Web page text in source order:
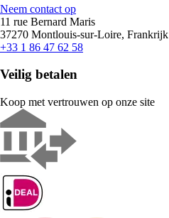
Neem contact op
11 rue Bernard Maris
37270 Montlouis-sur-Loire, Frankrijk
+33 1 86 47 62 58
Veilig betalen
Koop met vertrouwen op onze site